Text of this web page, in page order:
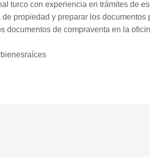
turco con experiencia en trámites de
propiedad y preparar los
documentos de compraventa en la